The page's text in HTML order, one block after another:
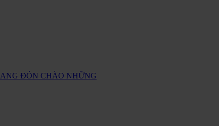
ĐÓN CHÀO NHỮNG